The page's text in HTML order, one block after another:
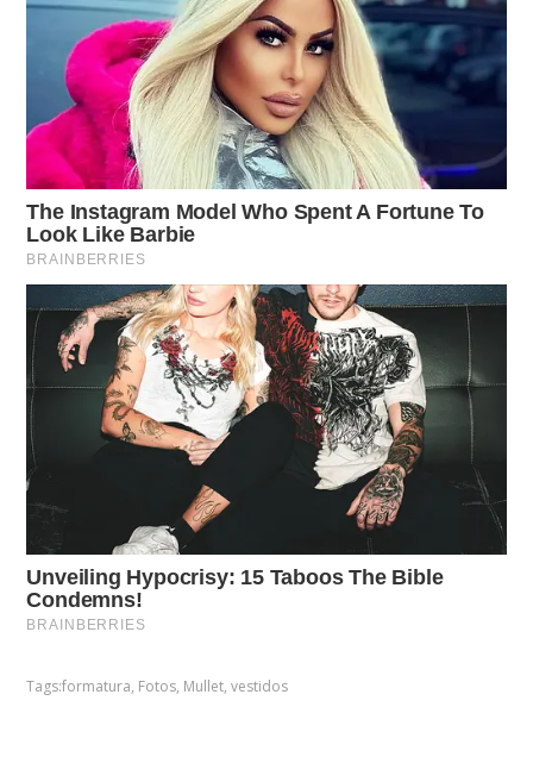
Tags:formatura, Fotos, Mullet,vestidos